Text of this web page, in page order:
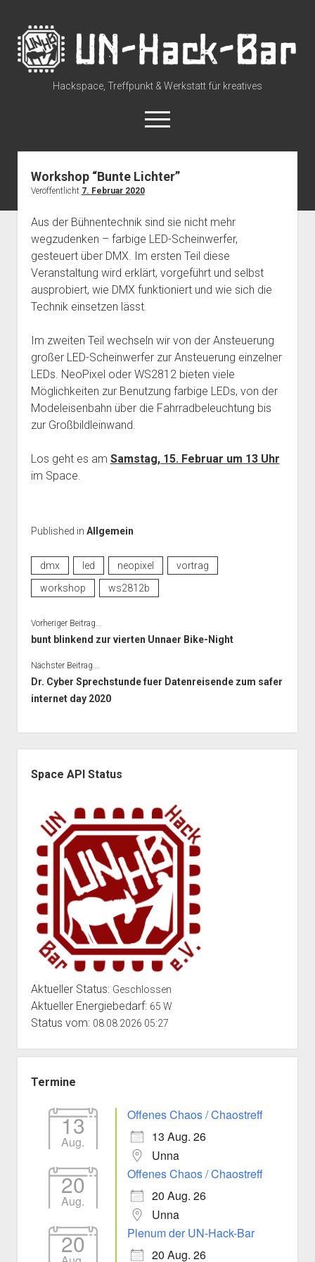
UN-
Hack-
Bar
Hackspace, Treffpunkt & Werkstatt für kreatives
open
menu
rss discuss@lists.unhb.de
githubmastodon
Willkommen
Besuch uns
open
dropdown
menu
Space Status – Offen/Geschlossen
Anreise zum Space
Über die UN-Hack-Bar
open
dropdown
Wer sind wir?
Tour durch den Hackspace
Tour durch den Hackspace (360°)
open
dropdown
menu
Chat und Instant Messaging
Social Media
Telefon
Termine
CCC Unna
dropdown
menu
Webservices
Datenschutzerklärung und Verfügbarkeit der Dienste
Der Verein
open
dropdown
menu
Satzung
Beitragsordnung
(Förder)Mitglied werden
Impressum
Workshop “Bunte Lichter”
Veröffentlicht 7. Februar 2020
Aus der Bühnentechnik sind sie nicht mehr
wegzudenken – farbige LED-Scheinwerfer,
gesteuert über DMX. Im ersten Teil diese
Veranstaltung wird erklärt, vorgeführt und selbst
ausprobiert, wie DMX funktioniert und wie sich die
Technik einsetzen lässt.
Im zweiten Teil wechseln wir von der Ansteuerung
großer LED-Scheinwerfer zur Ansteuerung einzelner
LEDs. NeoPixel oder WS2812 bieten viele
Möglichkeiten zur Benutzung farbige LEDs, von der
Modeleisenbahn über die Fahrradbeleuchtung bis
zur Großbildleinwand.
Los geht es am Samstag, 15. Februar um 13 Uhr
im Space.
Published in Allgemein
dmx led neopixel
vortrag
workshop
ws2812b
Vorheriger Beitrag...
bunt blinkend zur vierten Unnaer Bike-Night
Nächster Beitrag...
Dr. Cyber Sprechstunde fuer Datenreisende zum safer
internet day 2020
Space API Status
Aktueller Status: Geschlossen
Aktueller Energiebedarf: 65 W
Status vom: 08.08.2026 05:27
Termine
13
Aug.
Offenes Chaos / Chaostreff
13 Aug. 26
Unna
20
Aug.
Offenes Chaos / Chaostreff
20 Aug. 26
Unna
20
Plenum der UN-Hack-Bar
20 Aug. 26